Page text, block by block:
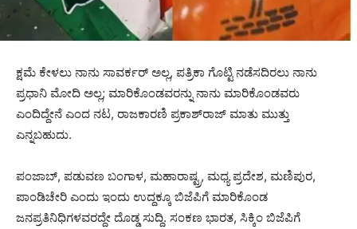
ಕ್ಷಮೆ ಕೇಳಲು ನಾನು ಸಾವರ್ಕರ್ ಅಲ್ಲ, ಪತ್ರಿಕಾ ಗೊಟ್ಟಿ ನಡೆಸದಿರಲು ನಾನು
ಪ್ರಧಾನಿ ಮೋದಿ ಅಲ್ಲ; ಮಾರಿಕೊಂಡವರನ್ನು ನಾನು ಮಾರಿಕೊಂಡವರು
ಎಂದಿದ್ದೇನೆ ಎಂದ ನಟ, ರಾಜಕಾರಣಿ ಪ್ರಕಾಶ್‍ರಾಜ್ ಮಾತು ಮುತ್ತು
ಎನ್ನಬಹುದು.
ಪಂಜಾಬ್, ಪಡುವಣ ಬಂಗಾಳ, ಮಹಾರಾಷ್ಟ್ರ, ಮಧ್ಯ ಪ್ರದೇಶ, ಮಣಿಪುರ,
ಪಾಂಡಿಚೇರಿ ಎಂದು ಇಂದು ಉದ್ದಕ್ಕೂ ಬಿಜೆಪಿಗೆ ಮಾರಿಕೊಂಡ
ಜನಪ್ರತಿನಿಧಿಗಳವರದ್ದೇ ದೊಡ್ಡ ಸುದ್ದಿ. ಸಂಕಣ ಭಾರತ, ಸಿಕ್ಕಿಂ ಬಿಜೆಪಿಗೆ